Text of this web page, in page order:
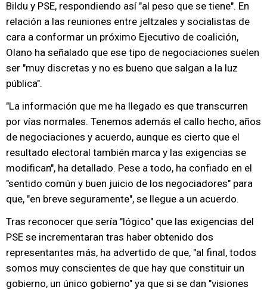
Bildu y PSE, respondiendo así "al peso que se tiene". En
relación a las reuniones entre jeltzales y socialistas de
cara a conformar un próximo Ejecutivo de coalición,
Olano ha señalado que ese tipo de negociaciones suelen
ser "muy discretas y no es bueno que salgan a la luz
pública".
"La información que me ha llegado es que transcurren
por vías normales. Tenemos además el callo hecho, años
de negociaciones y acuerdo, aunque es cierto que el
resultado electoral también marca y las exigencias se
modifican", ha detallado. Pese a todo, ha confiado en el
"sentido común y buen juicio de los negociadores" para
que, "en breve seguramente", se llegue a un acuerdo.
Tras reconocer que sería "lógico" que las exigencias del
PSE se incrementaran tras haber obtenido dos
representantes más, ha advertido de que, "al final, todos
somos muy conscientes de que hay que constituir un
gobierno, un único gobierno" ya que si se dan "visiones